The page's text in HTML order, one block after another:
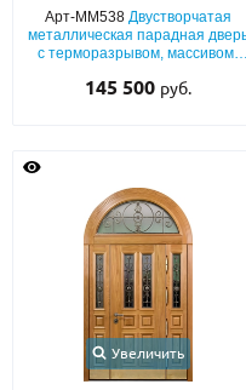
Арт-ММ538 Двустворчатая
металлическая парадная
с терморазрывом, массивом,
остеклением и отбойниками из
145 500 руб.
Увеличить